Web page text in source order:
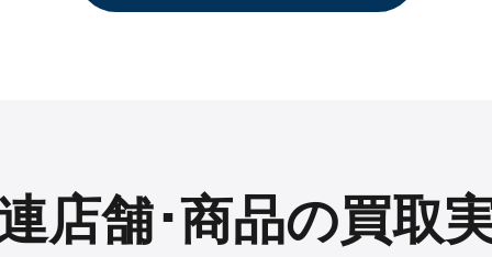
店舗･商品の買取